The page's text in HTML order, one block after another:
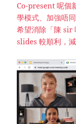
Co-present 呢個
學模式、加強唔
希望消除「陳 sir
slides 較順利，